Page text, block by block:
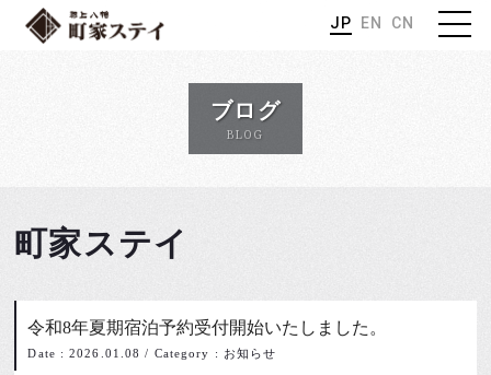
JP EN CN
ブログ
BLOG
町家ステイ
令和8年夏期宿泊予約受付開始いたしました。
Date : 2026.01.08 / Category : お知らせ